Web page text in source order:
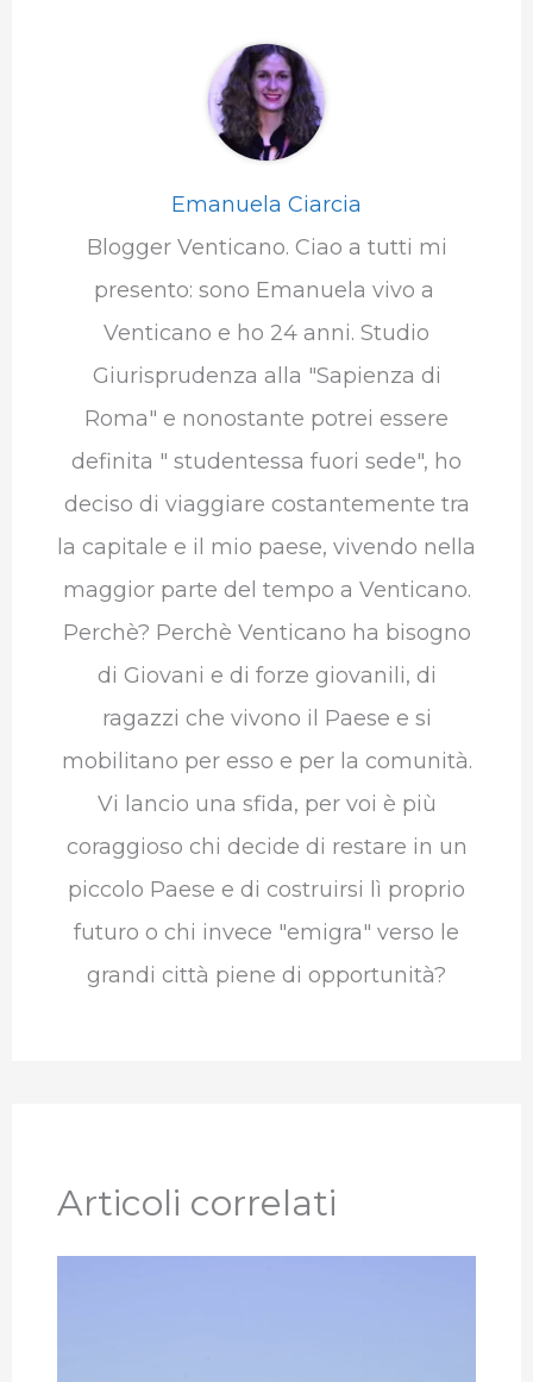
Emanuela Ciarcia
Blogger Venticano. Ciao a tutti mi
presento: sono Emanuela vivo a
Venticano e ho 24 anni. Studio
Giurisprudenza alla "Sapienza di
Roma" e nonostante potrei essere
definita " studentessa fuori sede", ho
deciso di viaggiare costantemente tra
la capitale e il mio paese, vivendo nella
maggior parte del tempo a Venticano.
Perchè? Perchè Venticano ha bisogno
di Giovani e di forze giovanili, di
ragazzi che vivono il Paese e si
mobilitano per esso e per la comunità.
Vi lancio una sfida, per voi è più
coraggioso chi decide di restare in un
piccolo Paese e di costruirsi lì proprio
futuro o chi invece "emigra" verso le
grandi città piene di opportunità?
Articoli correlati